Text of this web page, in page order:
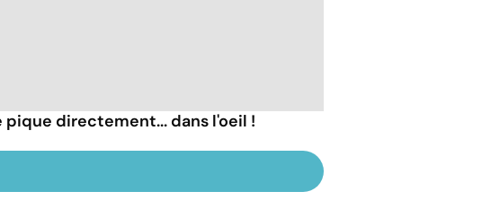
pique directement... dans l'oeil !